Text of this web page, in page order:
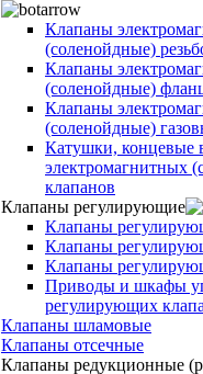
Клапаны
(соленойдные)
Клапаны
(соленойдные)
Клапаны
(соленойдные)
Катушки, концевые
электромагнитных
клапанов
Клапаны регулирующие
Клапаны
Клапаны
Клапаны
Приводы и шкафы
регулирующих
Клапаны шламовые
Клапаны отсечные
Клапаны редукционные